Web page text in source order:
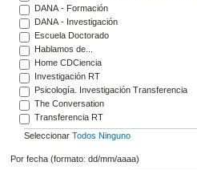
DANA - Formación
DANA - Investigación
Escuela Doctorado
Hablamos de...
Home CDCiencia
Investigación RT
Psicología. Investigación Transferencia
The Conversation
Transferencia RT
Seleccionar Todos Ninguno
Por fecha (formato: dd/mm/aaaa)